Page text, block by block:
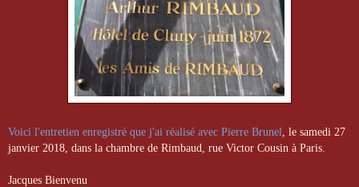
Voici l'entretien enregistré que j'ai réalisé avec Pierre Brunel
, le samedi 27
janvier 2018, dans la chambre de Rimbaud, rue Victor Cousin à Paris.
Jacques Bienvenu